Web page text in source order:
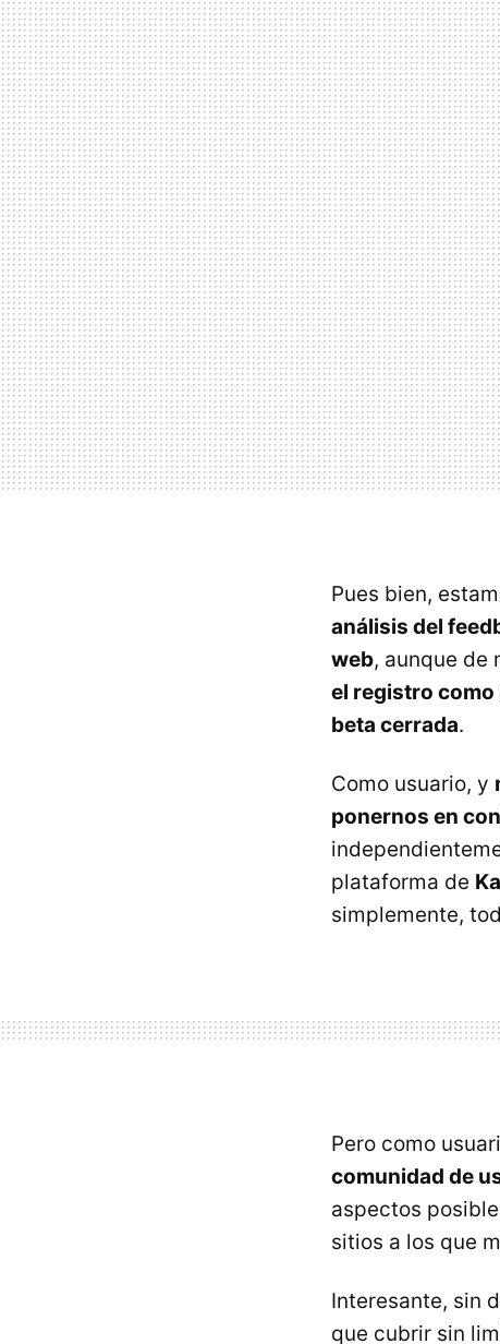
Pues bien,
análisis del
web, aunque de
el registro como
beta cerrada.
Como usuario, y
ponernos en
plataforma de
simplemente,
Pero como
comunidad de
aspectos
sitios a los que
Interesante, sin
que cubrir sin